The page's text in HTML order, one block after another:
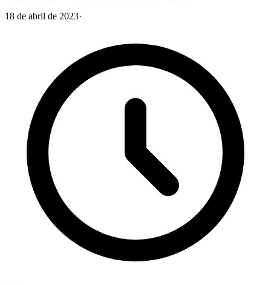
18 de abril de 2023·